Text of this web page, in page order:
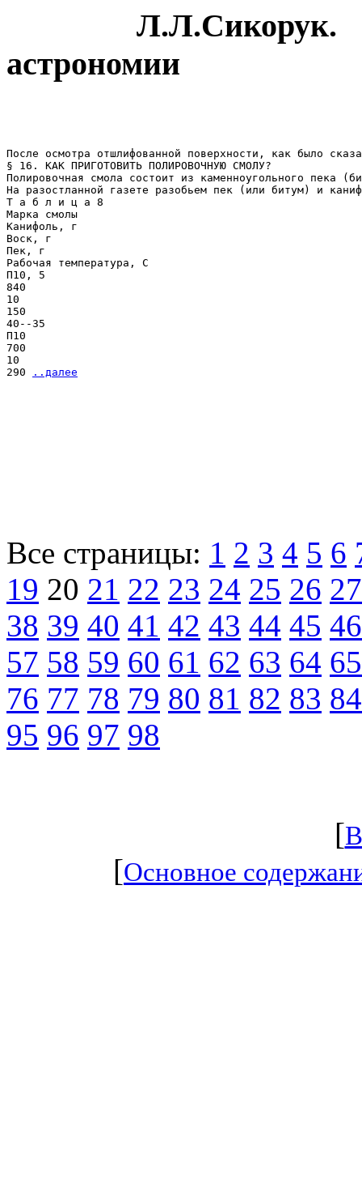
Л.Л.Сикорук.
астрономии
После осмотра отшлифованной поверхности, как было
§ 16. КАК ПРИГОТОВИТЬ ПОЛИРОВОЧНУЮ СМОЛУ?
Полировочная смола состоит из каменноугольного пека
На разостланной газете разобьем пек (или битум) и
Т а б л и ц а 8
Марка смолы
Канифоль, г
Воск, г
Пек, г
Рабочая температура, С
П10, 5
840
10
150
40--35
П10
700
10
290
..далее
Все страницы: 1 2 3 4 5 6
19 20 21 22 23 24 25 26 27
38 39 40 41 42 43 44 45 46
57 58 59 60 61 62 63 64 65
76 77 78 79 80 81 82 83 84
95 96 97 98
[
[Основное